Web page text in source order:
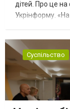
дітей. Про це
Укрінформу.
Суспільство